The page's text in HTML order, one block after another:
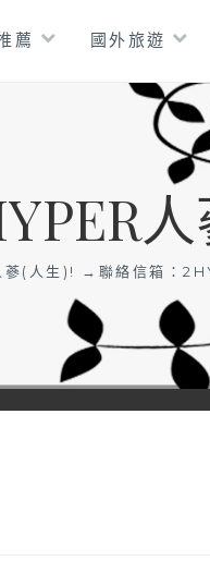
薦 國外旅遊
蔘(人生)! →聯絡信箱：